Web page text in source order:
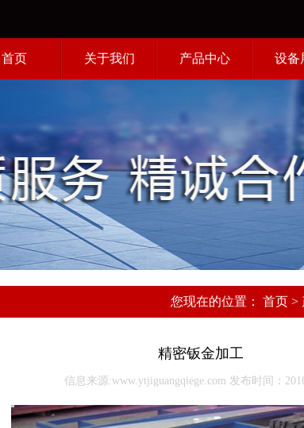
首页 关于我们 产品中心 设备
您现在的位置： 首页 >
精密钣金加工
信息来源:www.ytjiguangqiege.com 发布时间：